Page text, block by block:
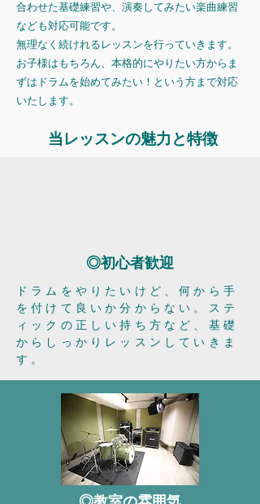
合わせた基礎練習や、演奏してみたい楽曲練習
なども対応可能です。
無理なく続けれるレッスンを行っていきます。
お子様はもちろん、本格的にやりたい方からま
ずはドラムを始めてみたい！という方まで対応
いたします。
​当レッスンの魅力と特徴
◎初心者歓迎
ドラムをやりたいけど、何から手
を付けて良いか分からない。ステ
ィックの正しい持ち方など、基礎
からしっかりレッスンしていきま
す。